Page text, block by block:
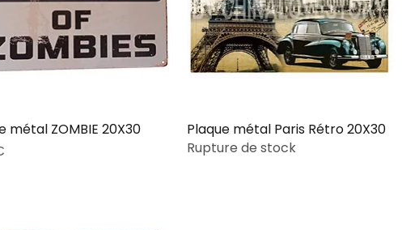
métal ZOMBIE 20X30
Plaque métal Paris Rétro 20X30
Rupture de stock